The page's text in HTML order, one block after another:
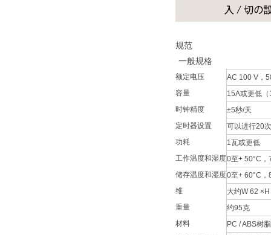
规范
一般规格
额定电压
AC 100 V，
容量
15A或更低
时钟精度
±5秒/天
定时器设置
可以进行20
功耗
1瓦或更低
工作温度和湿度0至+ 50°C
储存温度和湿度0至+ 60°C
维
大约W 62
重量
约95克
材料
PC / ABS树